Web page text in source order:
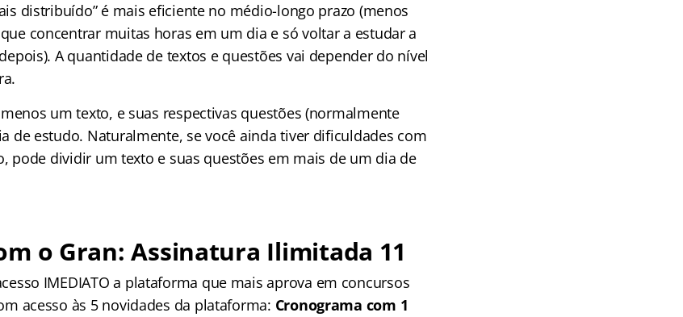
distribuído” é mais eficiente no médio-longo prazo (menos
concentrar muitas horas em um dia e só voltar a estudar a
A quantidade de textos e questões vai depender do nível
um texto, e suas respectivas questões (normalmente
de estudo. Naturalmente, se você ainda tiver dificuldades com
pode dividir um texto e suas questões em mais de um dia de
o Gran: Assinatura Ilimitada 11
IMEDIATO a plataforma que mais aprova em concursos
acesso às 5 novidades da plataforma: Cronograma com 1